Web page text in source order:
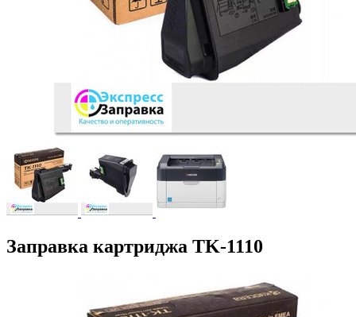
Заправка картриджа TK-1110